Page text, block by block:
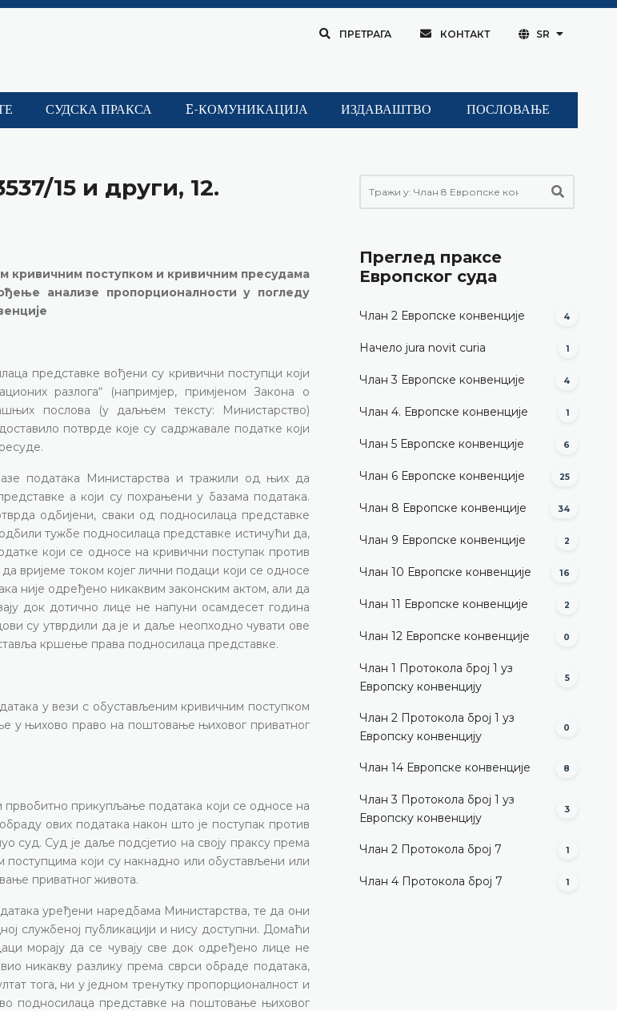
ПРЕТРАГА КОНТАКТ SR
СУДСКА ПРАКСА E-КОМУНИКАЦИЈА ИЗДАВАШТВО ПОСЛОВАЊЕ
15 и други, 12.
кривичним поступком и кривичним пресудама
анализе пропорционалности у погледу
представке вођени су кривични поступци који
разлога“ (напримјер, примјеном Закона о
послова (у даљњем тексту: Министарство)
потврде које су садржавале податке који
података Министарства и тражили од њих да
а који су похрањени у базама података.
одбијени, сваки од подносилаца представке
тужбе подносилаца представке истичући да,
који се односе на кривични поступак против
вријеме током којег лични подаци који се односе
није одређено никаквим законским актом, али да
док дотично лице не напуни осамдесет година
су утврдили да је и даље неопходно чувати ове
кршење права подносилаца представке.
у вези с обустављеним кривичним поступком
у њихово право на поштовање њиховог приватног
прикупљање података који се односе на
ових података након што је поступак против
суд. Суд је даље подсјетио на своју праксу према
поступцима који су накнадно или обустављени или
приватног живота.
уређени наредбама Министарства, те да они
службеној публикацији и нису доступни. Домаћи
морају да се чувају све док одређено лице не
никакву разлику према сврси обраде података,
тога, ни у једном тренутку пропорционалност и
подносилаца представке на поштовање њиховог
Преглед праксе
Европског суда
Члан 2 Европске конвенције 4
Начело jura novit curia 1
Члан 3 Европске конвенције 4
Члан 4. Европске конвенције 1
Члан 5 Европске конвенције 6
Члан 6 Европске конвенције 25
Члан 8 Европске конвенције 34
Члан 9 Европске конвенције 2
Члан 10 Европске конвенције 16
Члан 11 Европске конвенције 2
Члан 12 Европске конвенције 0
Члан 1 Протокола број 1 уз
Европску конвенцију
5
Члан 2 Протокола број 1 уз
Европску конвенцију
0
Члан 14 Европске конвенције 8
Члан 3 Протокола број 1 уз
Европску конвенцију
3
Члан 2 Протокола број 7 1
Члан 4 Протокола број 7 1